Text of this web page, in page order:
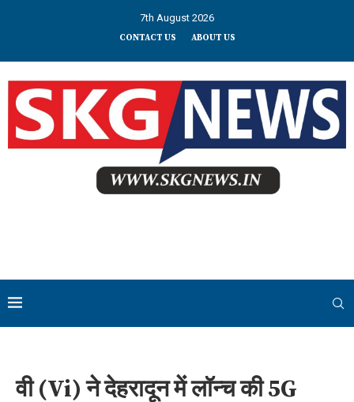
7th August 2026
CONTACT US ABOUT US
वी (Vi) ने देहरादून में लॉन्च की 5G